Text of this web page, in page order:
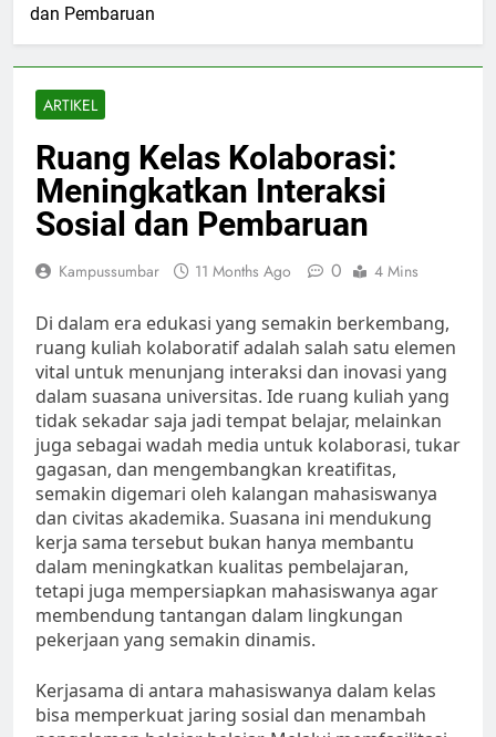
dan Pembaruan
ARTIKEL
Ruang Kelas Kolaborasi:
Meningkatkan Interaksi
Sosial dan Pembaruan
Kampussumbar 11 Months Ago 0 4 Mins
Di dalam era edukasi yang semakin berkembang,
ruang kuliah kolaboratif adalah salah satu elemen
vital untuk menunjang interaksi dan inovasi yang
dalam suasana universitas. Ide ruang kuliah yang
tidak sekadar saja jadi tempat belajar, melainkan
juga sebagai wadah media untuk kolaborasi, tukar
gagasan, dan mengembangkan kreatifitas,
semakin digemari oleh kalangan mahasiswanya
dan civitas akademika. Suasana ini mendukung
kerja sama tersebut bukan hanya membantu
dalam meningkatkan kualitas pembelajaran,
tetapi juga mempersiapkan mahasiswanya agar
membendung tantangan dalam lingkungan
pekerjaan yang semakin dinamis.
Kerjasama di antara mahasiswanya dalam kelas
bisa memperkuat jaring sosial dan menambah